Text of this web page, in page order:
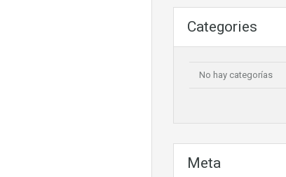
Categories
No hay categorías
Meta